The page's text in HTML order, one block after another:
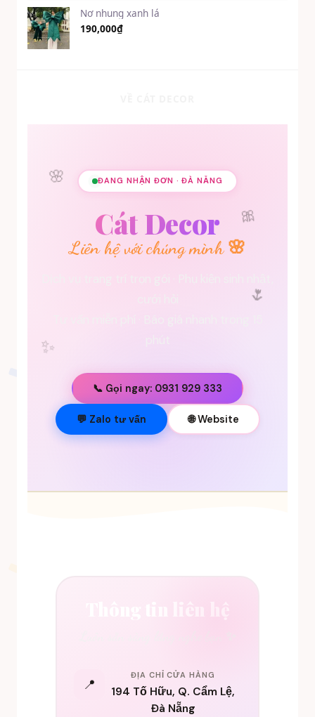
5 sao
Nơ nhung xanh lá
190,000₫
🌸
🎀
✨
🌷
💐
ĐANG NHẬN ĐƠN · ĐÀ NẴNG
Cát Decor
Liên hệ với chúng mình 🌸
📞 Gọi ngay: 0931 929 333
💬 Zalo tư vấn 🌐 Website
📍
ĐỊA CHỈ CỬA HÀNG
194 Tố Hữu, Q. Cẩm Lệ,
Đà Nẵng